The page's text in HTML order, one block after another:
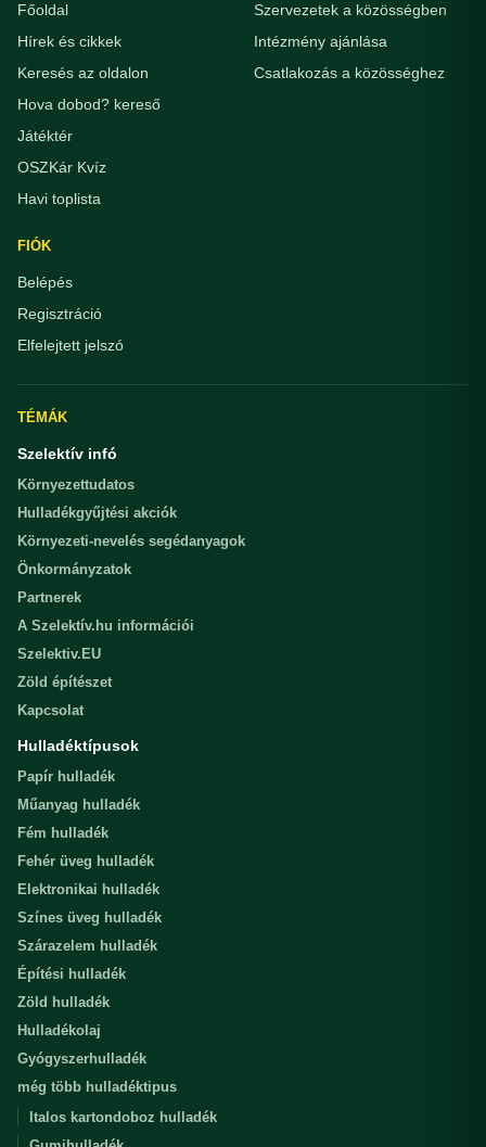
Főoldal
Hírek és cikkek
Keresés az oldalon
Hova dobod? kereső
Játéktér
OSZKár Kvíz
Havi toplista
Szervezetek a közösségben
Intézmény ajánlása
Csatlakozás a közösséghez
FIÓK
Belépés
Regisztráció
Elfelejtett jelszó
TÉMÁK
Szelektív infó
Környezettudatos
Hulladékgyűjtési akciók
Környezeti-nevelés segédanyagok
Önkormányzatok
Partnerek
A Szelektív.hu információi
Szelektiv.EU
Zöld építészet
Kapcsolat
Hulladéktípusok
Papír hulladék
Műanyag hulladék
Fém hulladék
Fehér üveg hulladék
Elektronikai hulladék
Színes üveg hulladék
Szárazelem hulladék
Építési hulladék
Zöld hulladék
Hulladékolaj
Gyógyszerhulladék
még több hulladéktipus
Italos kartondoboz hulladék